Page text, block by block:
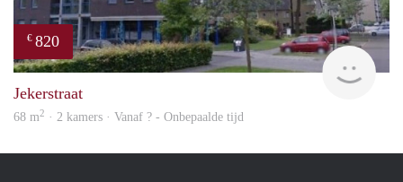
€ 820
Jekerstraat
68 m2 · 2 kamers · Vanaf ? - Onbepaalde tijd